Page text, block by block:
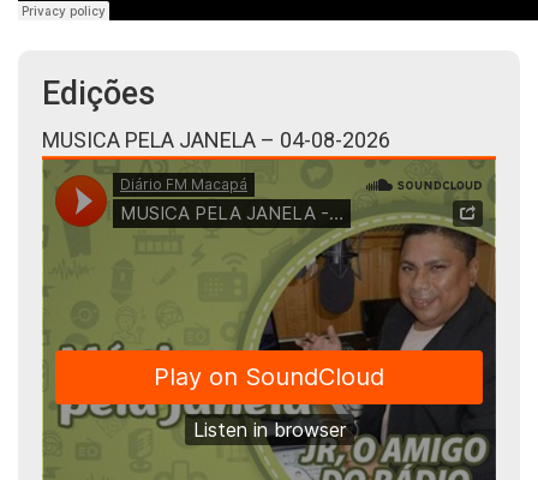
Edições
MUSICA PELA JANELA – 04-08-2026